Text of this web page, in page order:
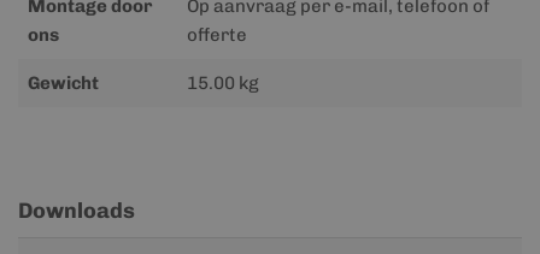
Montage door
ons
Op aanvraag per e-mail, telefoon of
offerte
Gewicht 15.00 kg
Downloads